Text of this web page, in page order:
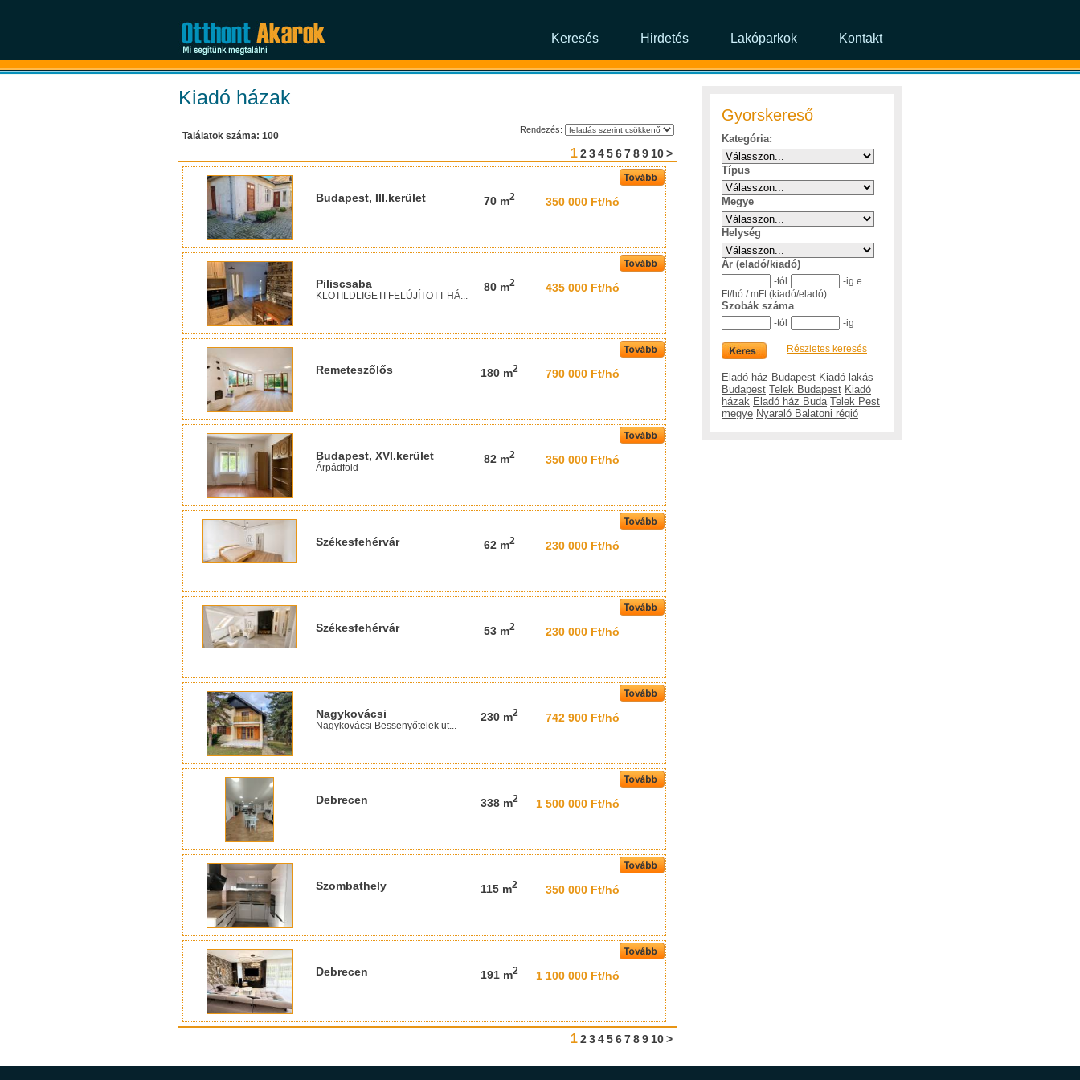
Keresés Hirdetés Lakóparkok Kontakt
Kiadó házak
Rendezés:
Találatok száma: 100
123456789 10>
Budapest, III.kerület 70 m2 350 000 Ft/hó
Piliscsaba
KLOTILDLIGETI FELÚJÍTOTT HÁ...
80 m2 435 000 Ft/hó
Remeteszőlős 180 m2 790 000 Ft/hó
Budapest, XVI.kerület
Árpádföld
82 m2 350 000 Ft/hó
Székesfehérvár 62 m2 230 000 Ft/hó
Székesfehérvár 53 m2 230 000 Ft/hó
Nagykovácsi
Nagykovácsi Bessenyőtelek ut...
230 m2 742 900 Ft/hó
Debrecen 338 m2 1 500 000 Ft/hó
Szombathely 115 m2 350 000 Ft/hó
Debrecen 191 m2 1 100 000 Ft/hó
123456789 10>
Gyorskereső
Kategória:
Típus
Megye
Helység
Ár (eladó/kiadó)
-tól
-ig e
Ft/hó / mFt (kiadó/eladó)
Szobák száma
-tól -ig
Részletes keresés
Eladó ház Budapest Kiadó lakás
Budapest Telek Budapest Kiadó
házak Eladó ház Buda Telek Pest
megye Nyaraló Balatoni régió